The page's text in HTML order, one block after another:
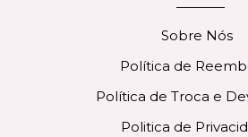
Sobre Nós
Política de
Política de Troca e
Politica de